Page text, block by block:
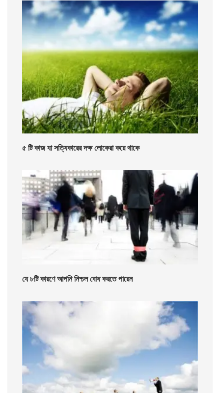
৫ টি কাজ যা সত্যিকারের দক্ষ লোকেরা করে থাকে
যে ৮টি কারণে আপনি নিশ্চল বোধ করতে পারেন